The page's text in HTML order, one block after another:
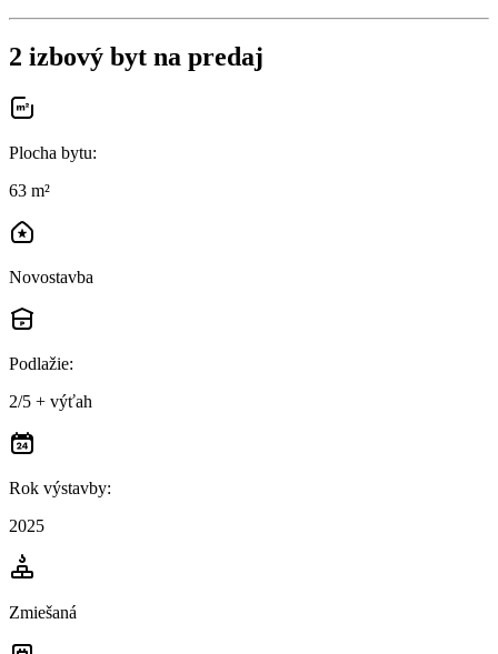
2 izbový byt na predaj
Plocha bytu:
63 m²
Novostavba
Podlažie:
2/5 + výťah
Rok výstavby:
2025
Zmiešaná